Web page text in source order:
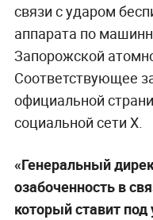
связи с ударом
аппарата по
Запорожской
Соответствующее
официальной
социальной сети X.
«Генеральный
озабоченность в
который ставит под